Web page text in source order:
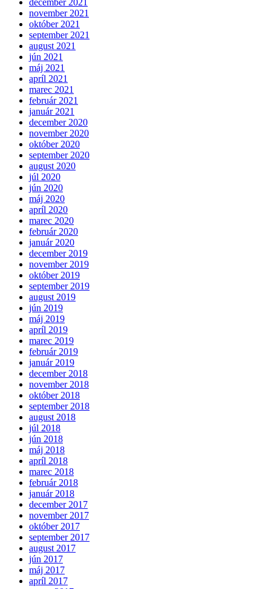
december 2021
november 2021
október 2021
september 2021
august 2021
jún 2021
máj 2021
apríl 2021
marec 2021
február 2021
január 2021
december 2020
november 2020
október 2020
september 2020
august 2020
júl 2020
jún 2020
máj 2020
apríl 2020
marec 2020
február 2020
január 2020
december 2019
november 2019
október 2019
september 2019
august 2019
jún 2019
máj 2019
apríl 2019
marec 2019
február 2019
január 2019
december 2018
november 2018
október 2018
september 2018
august 2018
júl 2018
jún 2018
máj 2018
apríl 2018
marec 2018
február 2018
január 2018
december 2017
november 2017
október 2017
september 2017
august 2017
jún 2017
máj 2017
apríl 2017